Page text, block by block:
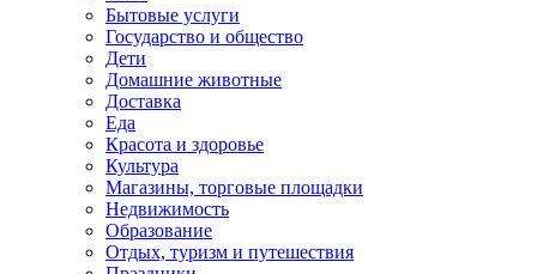
Бытовые услуги
Государство и общество
Дети
Домашние животные
Доставка
Еда
Красота и здоровье
Культура
Магазины, торговые площадки
Недвижимость
Образование
Отдых, туризм и путешествия